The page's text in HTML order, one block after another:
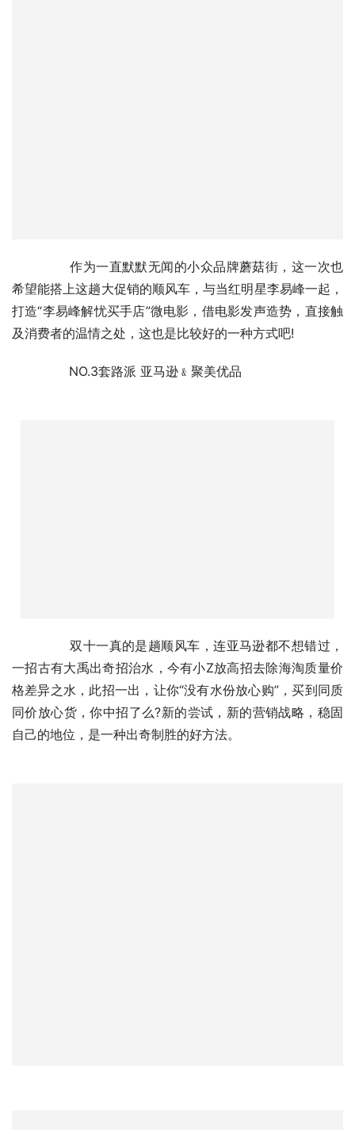
希望能搭上这趟大促销的顺风车，与当红明星李易峰一起，
打造“李易峰解忧买手店”微电影，借电影发声造势，直接触
及消费者的温情之处，这也是比较好的一种方式吧!
	　　NO.3套路派 亚马逊﹠聚美优品
一招古有大禹出奇招治水，今有小Z放高招去除海淘质量价
格差异之水，此招一出，让你“没有水份放心购”，买到同质
同价放心货，你中招了么?新的尝试，新的营销战略，稳固
自己的地位，是一种出奇制胜的好方法。